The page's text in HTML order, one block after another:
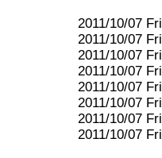
2011/10/07 Fri
2011/10/07 Fri
2011/10/07 Fri
2011/10/07 Fri
2011/10/07 Fri
2011/10/07 Fri
2011/10/07 Fri
2011/10/07 Fri